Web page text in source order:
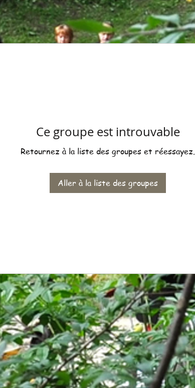
Ce groupe est introuvable
Retournez à la liste des groupes et réessayez.
Aller à la liste des groupes